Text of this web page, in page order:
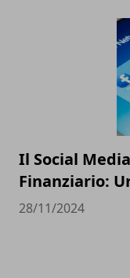
Il Social
Finanziario:
28/11/2024